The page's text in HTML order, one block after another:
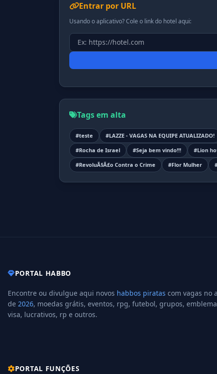
Entrar por URL
Usando o aplicativo? Cole o link do hotel aqui:
Tags em alta
#teste
#LAZZE - VAGAS NA EQUIPE ATUALIZADO!
#Rocha de Israel
#Seja bem vindo!!!
#Lion
#RevoluÃ§Ã£o Contra o Crime
#Flor Mulher
PORTAL HABBO
Encontre ou divulgue aqui novos habbos piratas com vagas no
de 2026, moedas grátis, eventos, rpg, futebol, grupos,
visa, lucrativos, rp e outros.
PORTAL FUNÇÕES